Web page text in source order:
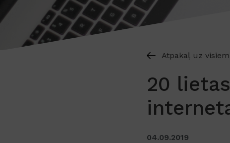
Atpakaļ uz
20
04.09.2019